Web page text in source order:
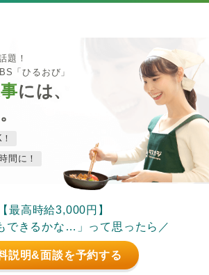
題！
「ひるおび」
には、
。
間に！
【最高時給3,000円】
できるかな…」って思ったら／
説明&面談を予約する